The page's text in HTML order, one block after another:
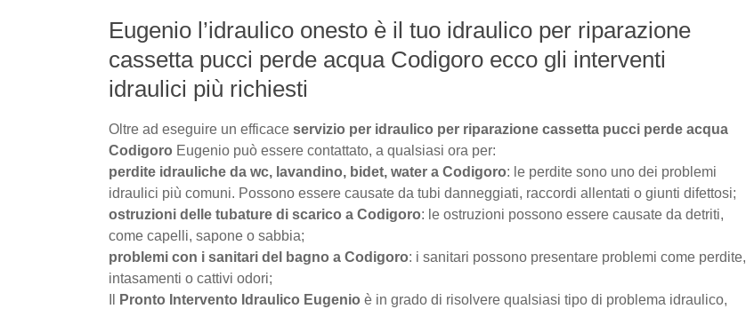
Eugenio l’idraulico onesto è il tuo idraulico per riparazione
cassetta pucci perde acqua Codigoro ecco gli interventi
idraulici più richiesti
Oltre ad eseguire un efficace servizio per idraulico per riparazione cassetta pucci perde acqua
Codigoro Eugenio può essere contattato, a qualsiasi ora per:
perdite idrauliche da wc, lavandino, bidet, water a Codigoro: le perdite sono uno dei problemi
idraulici più comuni. Possono essere causate da tubi danneggiati, raccordi allentati o giunti difettosi;
ostruzioni delle tubature di scarico a Codigoro: le ostruzioni possono essere causate da detriti,
come capelli, sapone o sabbia;
problemi con i sanitari del bagno a Codigoro: i sanitari possono presentare problemi come perdite,
intasamenti o cattivi odori;
Pronto Intervento Idraulico Eugenio è in grado di risolvere qualsiasi tipo di problema idraulico,